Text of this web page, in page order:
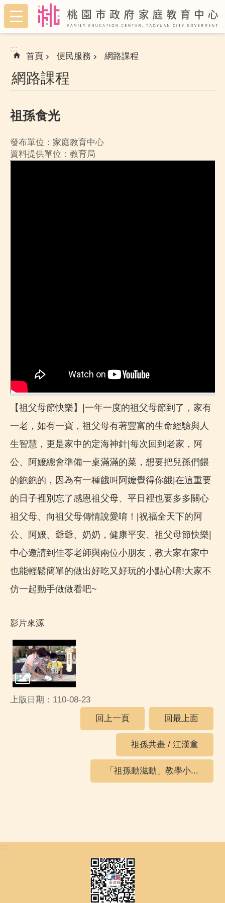
跳到主要內容區塊
:::
:::
首頁 便民服務 網路課程
網路課程
祖孫食光
發布單位：家庭教育中心
資料提供單位：教育局
【祖父母節快樂】|一年一度的祖父母節到了，家有
一老，如有一寶，祖父母有著豐富的生命經驗與人
生智慧，更是家中的定海神針|每次回到老家，阿
公、阿嬤總會準備一桌滿滿的菜，想要把兒孫們餵
的飽飽的，因為有一種餓叫阿嬤覺得你餓|在這重要
的日子裡別忘了感恩祖父母、平日裡也要多多關心
祖父母、向祖父母傳情說愛唷！|祝福全天下的阿
公、阿嬤、爺爺、奶奶，健康平安、祖父母節快樂|
中心邀請到佳苓老師與兩位小朋友，教大家在家中
也能輕鬆簡單的做出好吃又好玩的小點心唷!大家不
仿一起動手做做看吧~
影片來源
上版日期：110-08-23
回上一頁
回最上面
祖孫共畫 / 江漢童
「祖孫動滋動」教學小...
:::